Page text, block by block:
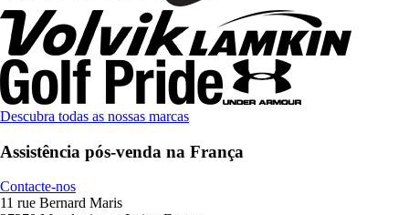
Descubra todas as nossas marcas
Assistência pós-venda na França
Contacte-nos
11 rue Bernard Maris